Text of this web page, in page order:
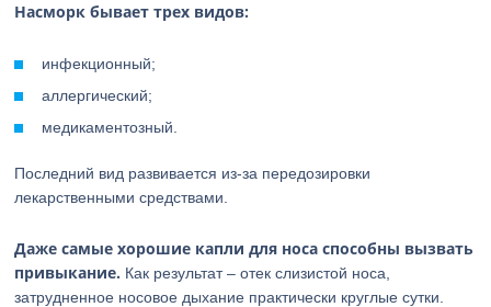
Насморк бывает трех видов:
инфекционный;
аллергический;
медикаментозный.
Последний вид развивается из-за передозировки
лекарственными средствами.
Даже самые хорошие капли для носа способны вызвать
привыкание. Как результат – отек слизистой носа,
затрудненное носовое дыхание практически круглые сутки.